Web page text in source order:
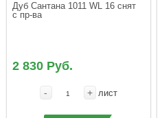
Дуб Сантана 1011 WL 16 снят
с пр-ва
2 830 Руб.
- + лист